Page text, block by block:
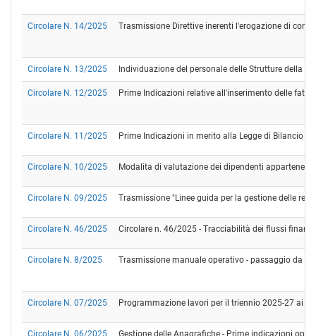
Circolare N. 14/2025 Trasmissione Direttive inerenti l'erogazione di
Circolare N. 13/2025 Individuazione del personale delle Strutture della
Circolare N. 12/2025 Prime Indicazioni relative all'inserimento delle
Circolare N. 11/2025 Prime Indicazioni in merito alla Legge di Bilancio
Circolare N. 10/2025 Modalita di valutazione dei dipendenti
Circolare N. 09/2025 Trasmissione "Linee guida per la gestione delle
Circolare N. 46/2025 Circolare n. 46/2025 - Tracciabilità dei flussi
Circolare N. 8/2025 Trasmissione manuale operativo - passaggio da
Circolare N. 07/2025 Programmazione lavori per il triennio 2025-27 ai